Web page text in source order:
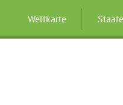
Weltkarte